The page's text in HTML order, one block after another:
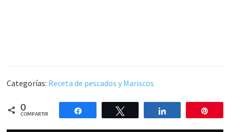
Categorías: Receta de pescados y Mariscos
0
COMPARTIR
Compartir Compartir